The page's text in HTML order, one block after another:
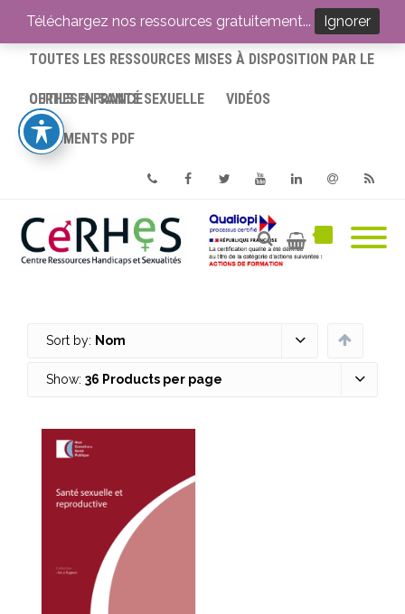
ACCUEIL
TOUTES LES RESSOURCES MISES À DISPOSITION PAR LE
CERHES® FRANCE
OUTILS EN SANTÉ SEXUELLE VIDÉOS
DOCUMENTS PDF
PhoneFacebookTwitterYoutube
Sort by: Nom
Show: 36 Products per page
Téléchargez nos ressources gratuitement... Ignorer